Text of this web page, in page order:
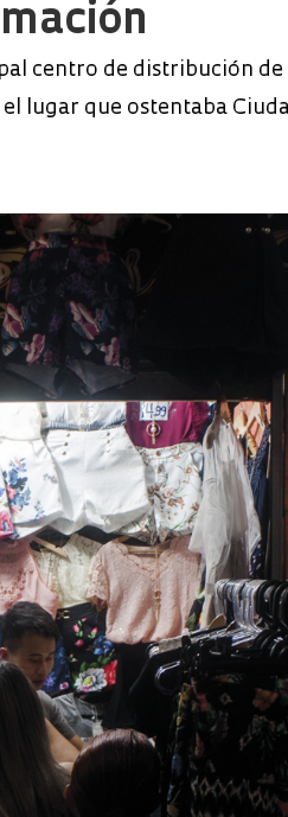
centro de distribución
lugar que ostentaba